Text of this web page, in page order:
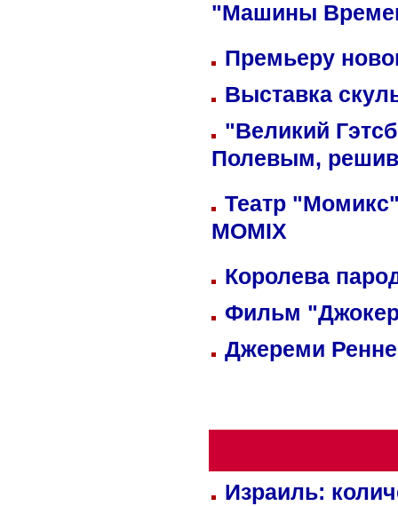
"Машины
Премьеру
Выставка
"Великий
Полевым,
Театр
MOMIX
Королева
Фильм
Джереми
Израиль: